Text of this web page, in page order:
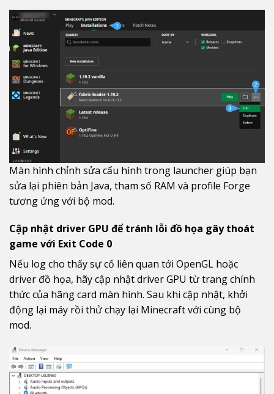
Màn hình chỉnh sửa cấu hình trong launcher giúp bạn
sửa lại phiên bản Java, tham số RAM và profile Forge
tương ứng với bộ mod.
Cập nhật driver GPU để tránh lỗi đồ họa gây thoát
game với Exit Code 0
Nếu log cho thấy sự cố liên quan tới OpenGL hoặc
driver đồ họa, hãy cập nhật driver GPU từ trang chính
thức của hãng card màn hình. Sau khi cập nhật, khởi
động lại máy rồi thử chạy lại Minecraft với cùng bộ
mod.